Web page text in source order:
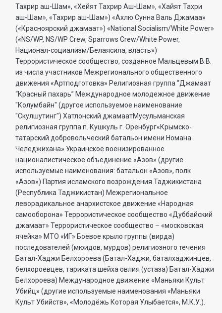
Тахрир аш-Шам», «Хейят Тахрир Аш-Шам», «Хайят Тахри
аш-Шам», «Тахрир аш-Шам») «Ахлю Сунна Валь Джамаа»
(«Красноярский джамаат») «National Socialism/White Power»
(«NS/WP, NS/WP Crew, Sparrows Crew/White Power,
Национал-социализм/Белаясила, власть»)
Террористическое сообщество, созданное Мальцевым В.В.
из числа участников Межрегионального общественного
движения «Артподготовка» Религиозная группа “Джамаат
“Красный пахарь” Международное молодежное движение
"Колумбайн" (другое используемое наименование
"Скулшутинг") Хатлонский джамаатМусульманская
религиозная группа п. Кушкуль г. Оренбург«Крымско-
татарский добровольческий батальон имени Номана
Челеджихана» Украинское военизированное
националистическое объединение «Азов» (другие
используемые наименования: батальон «Азов», полк
«Азов») Партия исламского возрождения Таджикистана
(Республика Таджикистан) Межрегиональное
леворадикальное анархистское движение «Народная
самооборона» Террористическое сообщество «Дуббайский
джамаат» Террористическое сообщество – «московская
ячейка» МТО «ИГ» Боевое крыло группы (вирда)
последователей (мюидов, мурдов) религиозного течения
Батал-Хаджи Белхороева (Батал-Хаджи, баталхаджинцев,
белхороевцев, тариката шейха овлия (устаза) Батал-Хаджи
Белхороева) Международное движение «Маньяки Культ
Убийц» (другие используемые наименования «Маньяки
Культ Убийств», «Молодёжь Которая Улыбается», М.К.У.).